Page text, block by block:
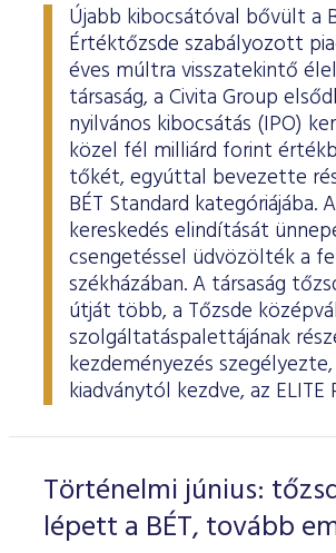
Újabb kibocsátóval bővült a
Értéktőzsde szabályozott
éves múltra visszatekintő
társaság, a Civita Group
nyilvános kibocsátás (IPO)
közel fél milliárd forint
tőkét, egyúttal bevezette
BÉT Standard kategóriájába.
kereskedés elindítását
csengetéssel üdvözölték a
székházában. A társaság
útját több, a Tőzsde
szolgáltatáspalettájának
kezdeményezés szegélyezte,
kiadványtól kezdve, az ELITE
Történelmi június:
lépett a BÉT, tovább